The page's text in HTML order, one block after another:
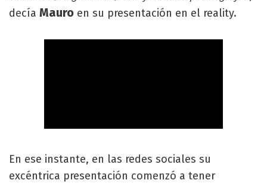
decía Mauro en su presentación en el reality.
En ese instante, en las redes sociales su
excéntrica presentación comenzó a tener